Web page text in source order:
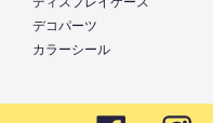
デコパーツ
カラーシール